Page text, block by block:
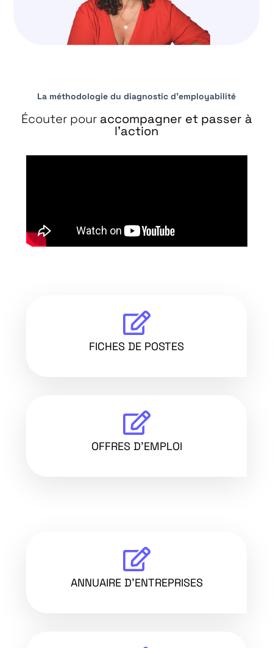
La méthodologie du diagnostic d'employabilité
Écouter pour accompagner et passer à
l'action
FICHES DE POSTES
OFFRES D'EMPLOI
ANNUAIRE D'ENTREPRISES